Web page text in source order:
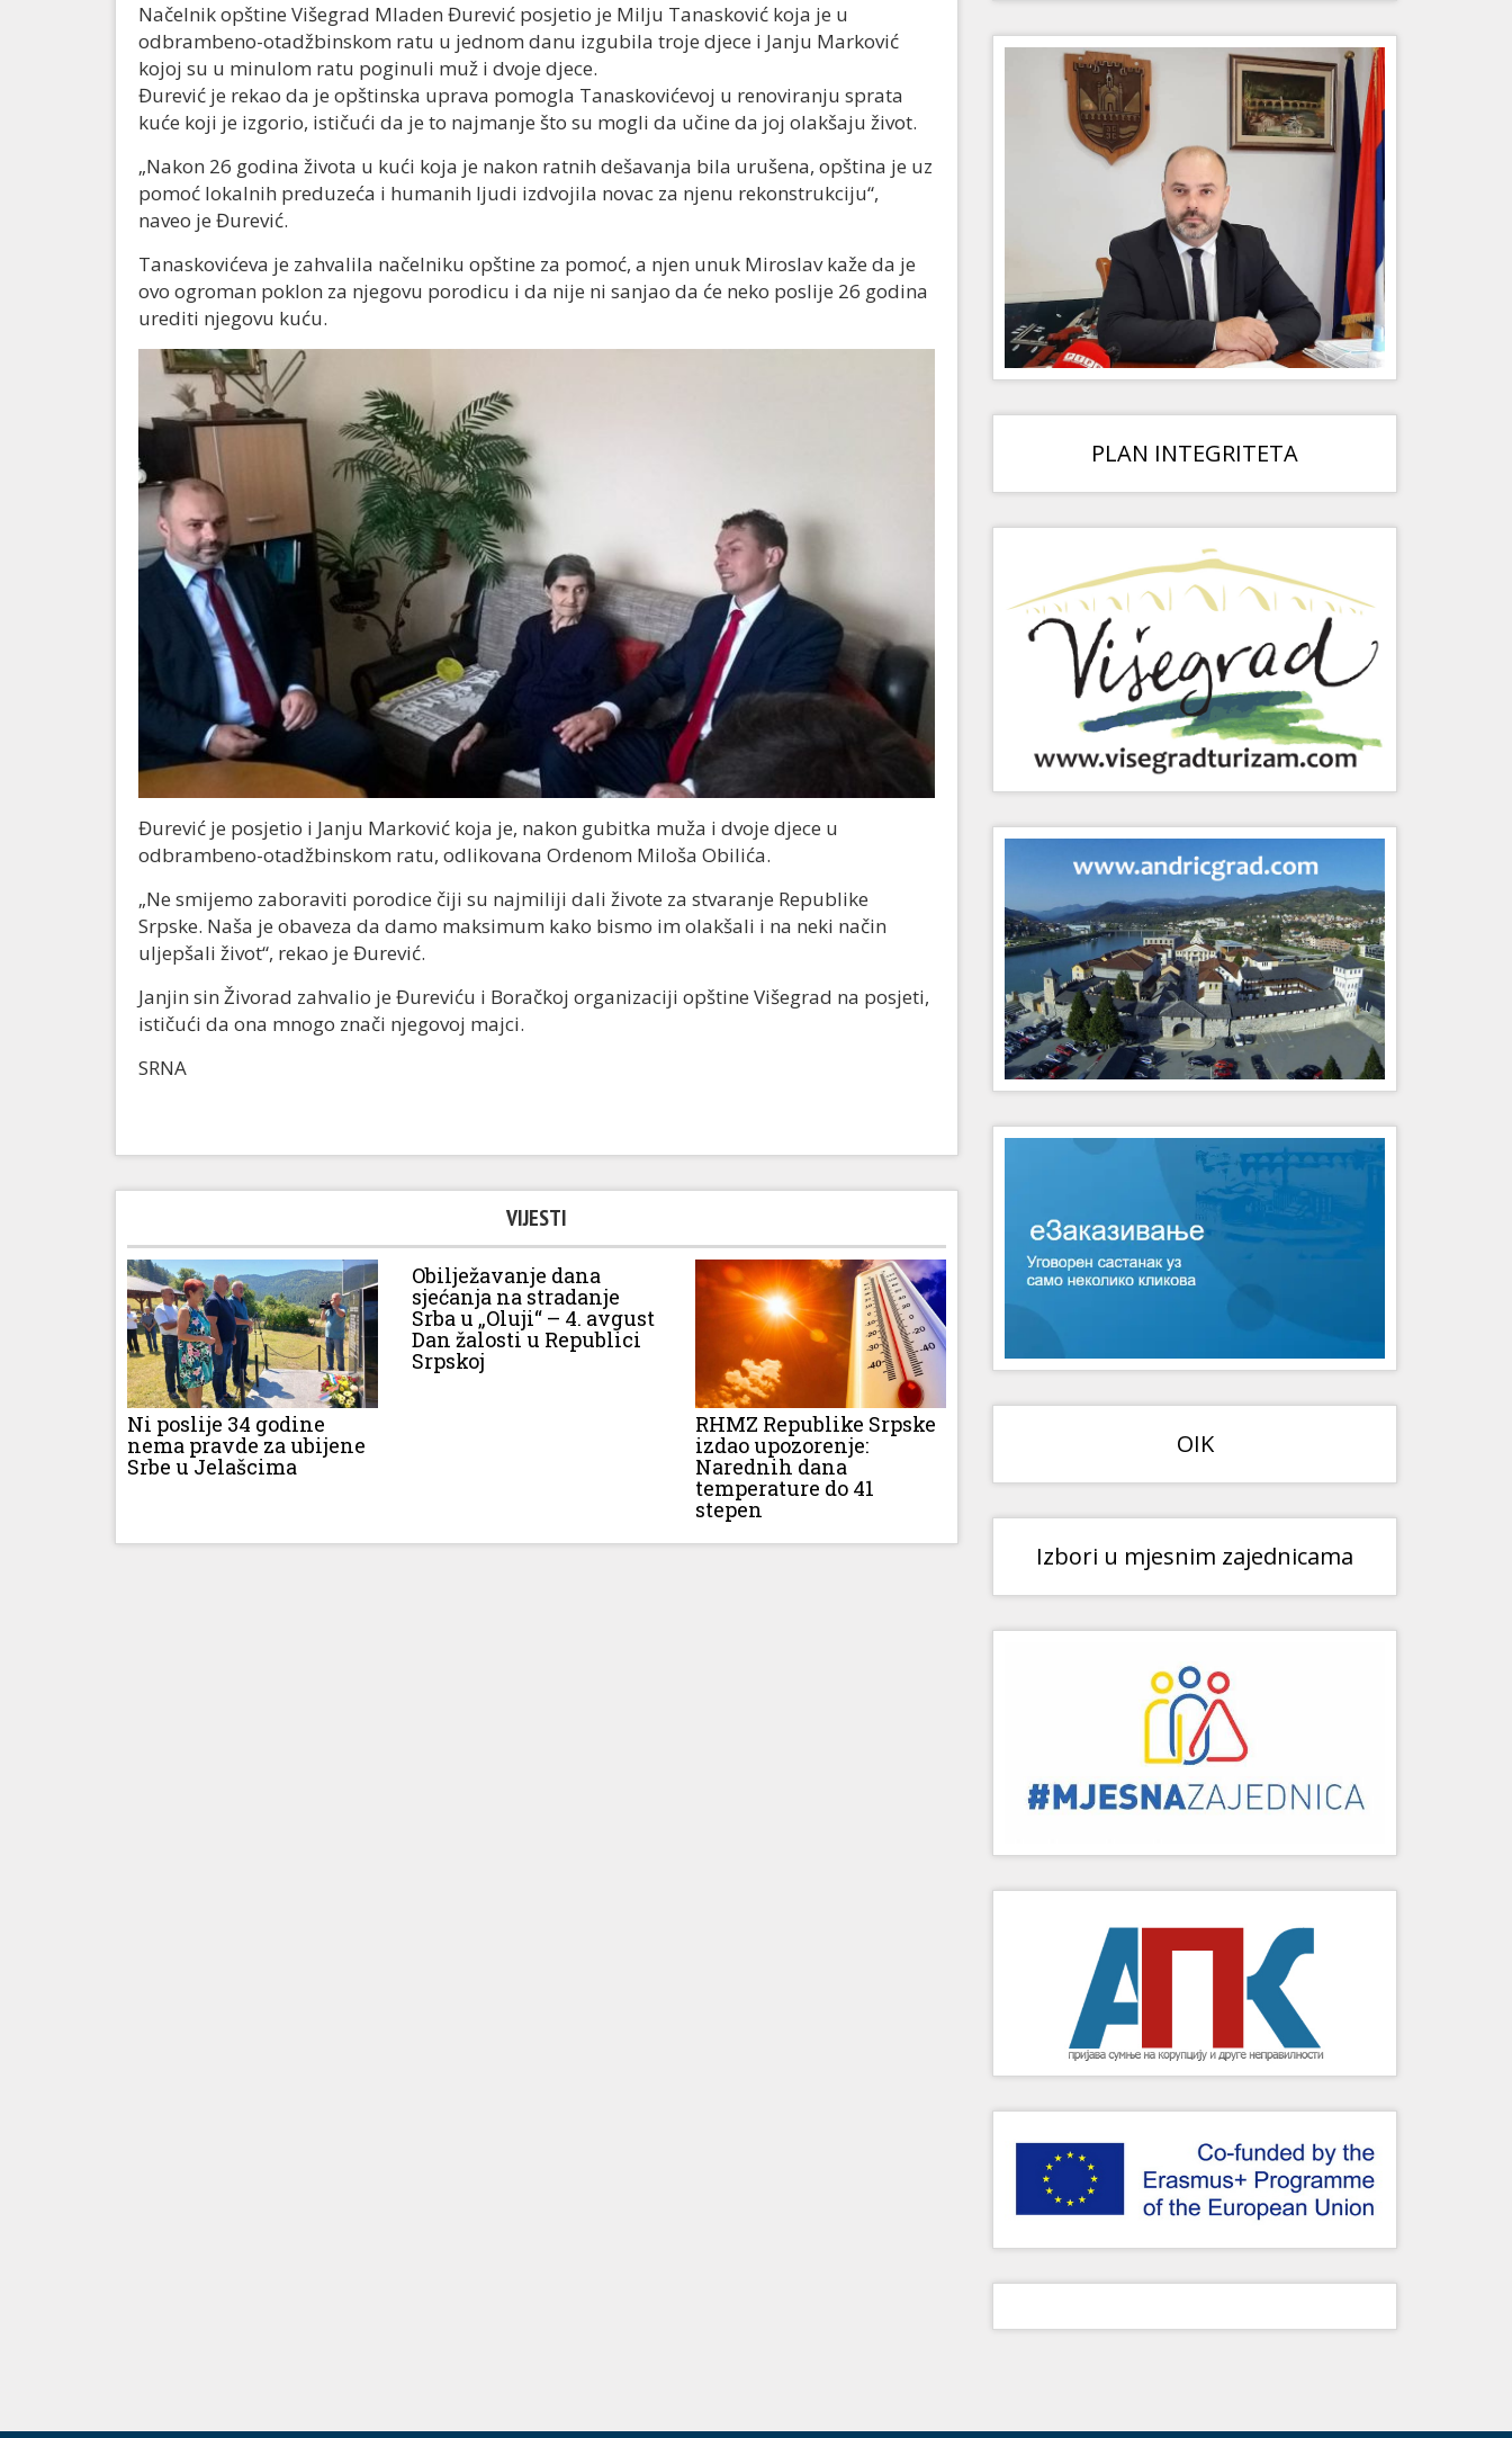
Načelnik opštine Višegrad Mladen Đurević posjetio je Milju Tanasković koja je u
odbrambeno-otadžbinskom ratu u jednom danu izgubila troje djece i Janju Marković
kojoj su u minulom ratu poginuli muž i dvoje djece.
Đurević je rekao da je opštinska uprava pomogla Tanaskovićevoj u renoviranju sprata
kuće koji je izgorio, ističući da je to najmanje što su mogli da učine da joj olakšaju život.
„Nakon 26 godina života u kući koja je nakon ratnih dešavanja bila urušena, opština je uz
pomoć lokalnih preduzeća i humanih ljudi izdvojila novac za njenu rekonstrukciju“,
naveo je Đurević.
Tanaskovićeva je zahvalila načelniku opštine za pomoć, a njen unuk Miroslav kaže da je
ovo ogroman poklon za njegovu porodicu i da nije ni sanjao da će neko poslije 26 godina
urediti njegovu kuću.
Đurević je posjetio i Janju Marković koja je, nakon gubitka muža i dvoje djece u
odbrambeno-otadžbinskom ratu, odlikovana Ordenom Miloša Obilića.
„Ne smijemo zaboraviti porodice čiji su najmiliji dali živote za stvaranje Republike
Srpske. Naša je obaveza da damo maksimum kako bismo im olakšali i na neki način
uljepšali život“, rekao je Đurević.
Janjin sin Živorad zahvalio je Đureviću i Boračkoj organizaciji opštine Višegrad na posjeti,
ističući da ona mnogo znači njegovoj majci.
SRNA
VIJESTI
Ni poslije 34 godine
nema pravde za ubijene
Srbe u Jelašcima
Obilježavanje dana
sjećanja na stradanje
Srba u „Oluji“ – 4. avgust
Dan žalosti u Republici
Srpskoj
RHMZ Republike Srpske
izdao upozorenje:
Narednih dana
temperature do 41
stepen
PLAN INTEGRITETA
OIK
Izbori u mjesnim zajednicama